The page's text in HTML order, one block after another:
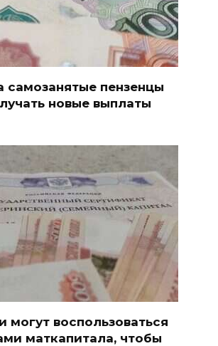
самозанятые пензенцы
новые выплаты
могут воспользоваться
маткапитала, чтобы